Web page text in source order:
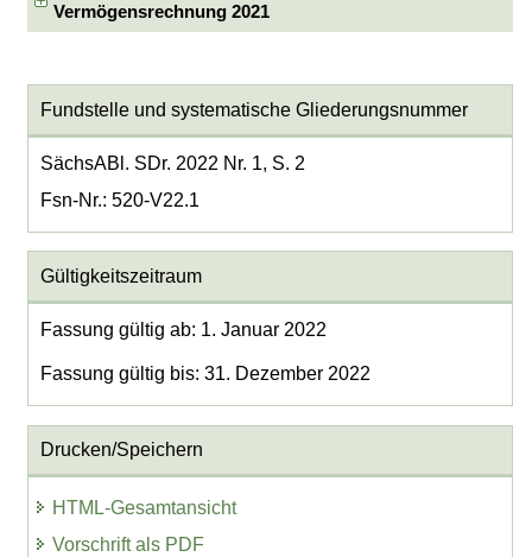
Vermögensrechnung 2021
Fundstelle und systematische Gliederungsnummer
SächsABl. SDr. 2022 Nr. 1, S. 2
Fsn-Nr.: 520-V22.1
Gültigkeitszeitraum
Fassung gültig ab: 1. Januar 2022
Fassung gültig bis: 31. Dezember 2022
Drucken/Speichern
HTML-Gesamtansicht
Vorschrift als PDF